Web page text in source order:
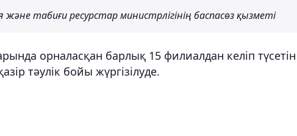
табиғи ресурстар министрлігінің баспасөз қызметі
орналасқан барлық 15 филиалдан келіп түсетін
тәулік бойы жүргізілуде.